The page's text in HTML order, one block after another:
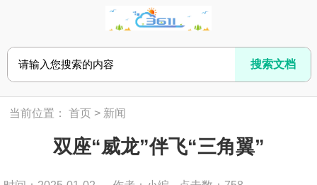
当前位置：首页 > 新闻
双座“威龙”伴飞“三角翼”